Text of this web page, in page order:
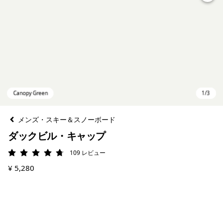
メンズ・スキー＆スノーボード
ダックビル・キャップ
評価: 4.7 / 5109 レビュー
¥ 5,280